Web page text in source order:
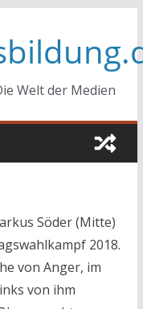
Welt der Medien